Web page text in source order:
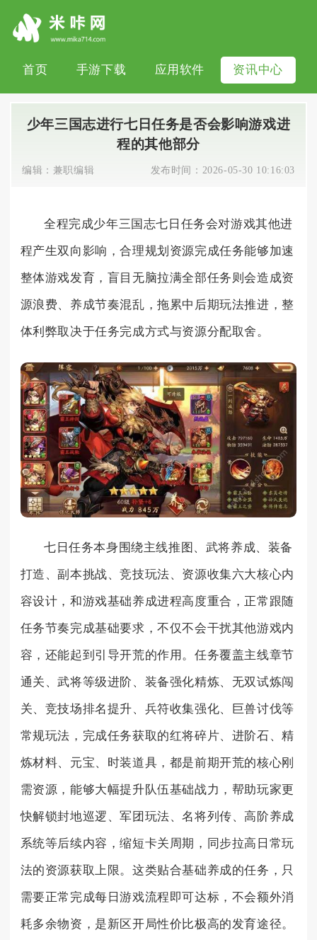
首页 手游下载 应用软件 资讯中心
少年三国志进行七日任务是否会影响游戏进
程的其他部分
编辑： 兼职编辑 发布时间： 2026-05-30 10:16:03
全程完成少年三国志七日任务会对游戏其他进
程产生双向影响，合理规划资源完成任务能够加速
整体游戏发育，盲目无脑拉满全部任务则会造成资
源浪费、养成节奏混乱，拖累中后期玩法推进，整
体利弊取决于任务完成方式与资源分配取舍。
七日任务本身围绕主线推图、武将养成、装备
打造、副本挑战、竞技玩法、资源收集六大核心内
容设计，和游戏基础养成进程高度重合，正常跟随
任务节奏完成基础要求，不仅不会干扰其他游戏内
容，还能起到引导开荒的作用。任务覆盖主线章节
通关、武将等级进阶、装备强化精炼、无双试炼闯
关、竞技场排名提升、兵符收集强化、巨兽讨伐等
常规玩法，完成任务获取的红将碎片、进阶石、精
炼材料、元宝、时装道具，都是前期开荒的核心刚
需资源，能够大幅提升队伍基础战力，帮助玩家更
快解锁封地巡逻、军团玩法、名将列传、高阶养成
系统等后续内容，缩短卡关周期，同步拉高日常玩
法的资源获取上限。这类贴合基础养成的任务，只
需要正常完成每日游戏流程即可达标，不会额外消
耗多余物资，是新区开局性价比极高的发育途径。